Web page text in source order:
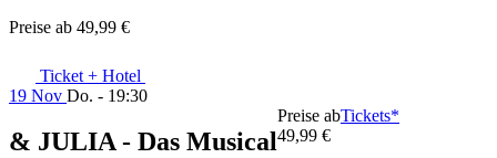
Preise ab 49,99 €
Ticket + Hotel
19 Nov Do. - 19:30
& JULIA - Das Musical
Preise ab
49,99 €
Tickets*